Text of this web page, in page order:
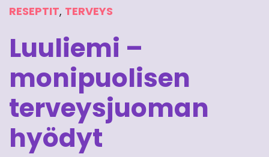
RESEPTIT, TERVEYS
Luuliemi –
monipuolisen
terveysjuoman
hyödyt